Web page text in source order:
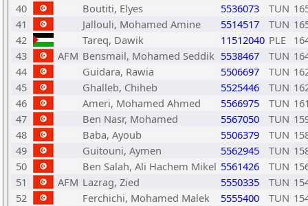
40
Boutiti, Elyes 5536073 TUN
41
Jallouli, Mohamed Amine 5514517 TUN
42
Tareq, Dawik 11512040 PLE
43
AFM Bensmail, Mohamed Seddik 5538467 TUN
44
Guidara, Rawia 5506697 TUN
45
Ghalleb, Chiheb 5525446 TUN
46
Ameri, Mohamed Ahmed 5566975 TUN
47
Ben Nasr, Mohamed 5567050 TUN
48
Baba, Ayoub 5506379 TUN
49
Guitouni, Aymen 5562945 TUN
50
Ben Salah, Ali Hachem Mikel 5561426 TUN
51
AFM Lazrag, Zied 5550335 TUN
52
Ferchichi, Mohamed Malek 5555400 TUN